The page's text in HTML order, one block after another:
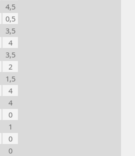
4,5
0,5
3,5
4
3,5
2
1,5
4
4
0
1
0
0